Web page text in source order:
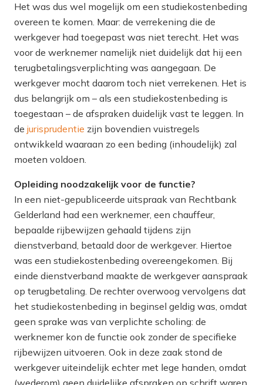
Het was dus wel mogelijk om een studiekostenbeding
overeen te komen. Maar: de verrekening die de
werkgever had toegepast was niet terecht. Het was
voor de werknemer namelijk niet duidelijk dat hij een
terugbetalingsverplichting was aangegaan. De
werkgever mocht daarom toch niet verrekenen. Het is
dus belangrijk om – als een studiekostenbeding is
toegestaan – de afspraken duidelijk vast te leggen. In
de jurisprudentie zijn bovendien vuistregels
ontwikkeld waaraan zo een beding (inhoudelijk) zal
moeten voldoen.
Opleiding noodzakelijk voor de functie?
In een niet-gepubliceerde uitspraak van Rechtbank
Gelderland had een werknemer, een chauffeur,
bepaalde rijbewijzen gehaald tijdens zijn
dienstverband, betaald door de werkgever. Hiertoe
was een studiekostenbeding overeengekomen. Bij
einde dienstverband maakte de werkgever aanspraak
op terugbetaling. De rechter overwoog vervolgens dat
het studiekostenbeding in beginsel geldig was, omdat
geen sprake was van verplichte scholing: de
werknemer kon de functie ook zonderde specifieke
rijbewijzen uitvoeren. Ook in deze zaak stond de
werkgever uiteindelijk echter met lege handen, omdat